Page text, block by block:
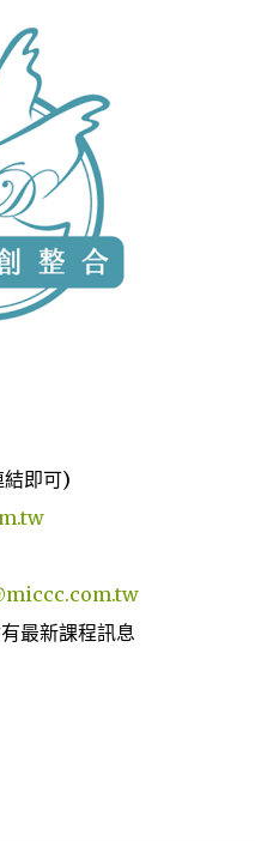
結即可)
最新課程訊息